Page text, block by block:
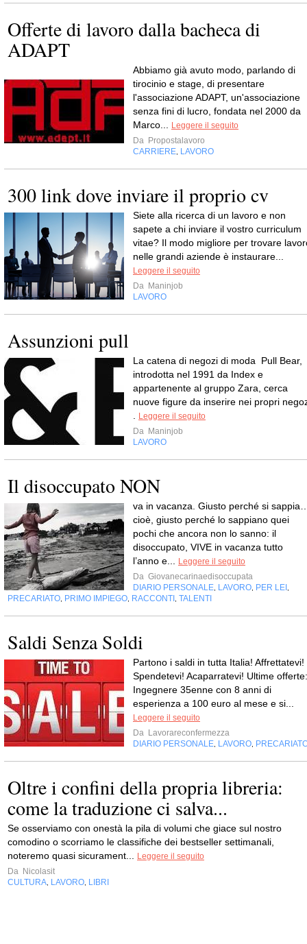
Offerte di lavoro dalla bacheca di
ADAPT
Abbiamo già avuto modo, parlando di
tirocinio e stage, di presentare
l'associazione ADAPT, un'associazione
senza fini di lucro, fondata nel 2000 da
Marco...
Leggere il seguito
Da Propostalavoro
CARRIERE LAVORO
300 link dove inviare il proprio cv
Siete alla ricerca di un lavoro e non
sapete a chi inviare il vostro curriculum
vitae? Il modo migliore per trovare
nelle grandi aziende è instaurare...
Leggere il seguito
Da Maninjob
LAVORO
Assunzioni pull
La catena di negozi di moda Pull Bear,
introdotta nel 1991 da Index e
appartenente al gruppo Zara, cerca
nuove figure da inserire nei propri
Leggere il seguito
Da Maninjob
LAVORO
Il disoccupato NON
va in vacanza. Giusto perché si
cioè, giusto perché lo sappiano quei
pochi che ancora non lo sanno: il
disoccupato, VIVE in vacanza tutto
l’anno e...
Leggere il seguito
Da Giovanecarinaedisoccupata
DIARIO PERSONALE LAVORO PER LEI
PRECARIATO PRIMO IMPIEGO RACCONTI TALENTI
Saldi Senza Soldi
Partono i saldi in tutta Italia! Affrettatevi!
Spendetevi! Acaparratevi! Ultime offerte:
Ingegnere 35enne con 8 anni di
esperienza a 100 euro al mese e si...
Leggere il seguito
Da Lavorareconfermezza
DIARIO PERSONALE LAVORO
Oltre i confini della propria libreria:
come la traduzione ci salva...
Se osserviamo con onestà la pila di volumi che giace sul nostro
comodino o scorriamo le classifiche dei bestseller settimanali,
noteremo quasi sicurament...
Leggere il seguito
Da Nicolasit
CULTURA LAVORO LIBRI